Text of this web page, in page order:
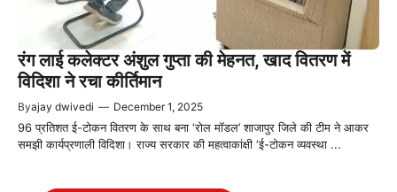
रंग लाई कलेक्टर अंशुल गुप्ता की मेहनत, खाद वितरण में
विदिशा ने रचा कीर्तिमान
Byajay dwivedi — December 1, 2025
96 प्रतिशत ई-टोकन वितरण के साथ बना ‘रोल मॉडल’ शाजापुर जिले की टीम ने आकर
समझी कार्यप्रणाली विदिशा। राज्य सरकार की महत्वाकांक्षी ‘ई-टोकन व्यवस्था ...